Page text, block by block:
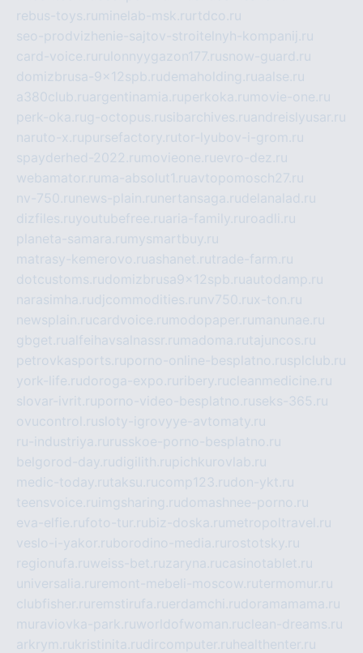
rebus-toys.ru minelab-msk.ru rtdco.ru
seo-prodvizhenie-sajtov-stroitelnyh-kompanij.ru
card-voice.ru rulonnyygazon177.rusnow-guard.ru
domizbrusa-9x12spb.rudemaholding.ruaalse.ru
a380club.ruargentinamia.ruperkoka.ru movie-one.ru
perk-oka.rug-octopus.rusibarchives.ruandreislyusar.ru
naruto-x.rupursefactory.rutor-lyubov-i-grom.ru
spayderhed-2022.ru movieone.ruevro-dez.ru
webamator.ru ma-absolut1.ruavtopomosch27.ru
nv-750.ru news-plain.ru nertansaga.rudelanalad.ru
dizfiles.ruyoutubefree.ruaria-family.ru roadli.ru
planeta-samara.ru mysmartbuy.ru
matrasy-kemerovo.ruashanet.rutrade-farm.ru
dotcustoms.rudomizbrusa9x12spb.ruautodamp.ru
narasimha.rudjcommodities.ru nv750.rux-ton.ru
newsplain.rucardvoice.ru modopaper.ru manunae.ru
gbget.rualfeihavsalnassr.ru madoma.rutajuncos.ru
petrovkasports.ruporno-online-besplatno.rusplclub.ru
york-life.rudoroga-expo.ru ribery.rucleanmedicine.ru
slovar-ivrit.ruporno-video-besplatno.ruseks-365.ru
ovucontrol.rusloty-igrovyye-avtomaty.ru
ru-industriya.ru russkoe-porno-besplatno.ru
belgorod-day.rudigilith.rupichkurovlab.ru
medic-today.rutaksu.rucomp123.rudon-ykt.ru
teensvoice.ru imgsharing.rudomashnee-porno.ru
eva-elfie.rufoto-tur.rubiz-doska.ru metropoltravel.ru
veslo-i-yakor.ruborodino-media.ru rostotsky.ru
regionufa.ruweiss-bet.ruzaryna.rucasinotablet.ru
universalia.ru remont-mebeli-moscow.rutermomur.ru
clubfisher.ru remstirufa.ruerdamchi.rudoramamama.ru
muraviovka-park.ruworldofwoman.ruclean-dreams.ru
arkrym.rukristinita.rudircomputer.ru healthenter.ru